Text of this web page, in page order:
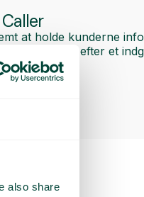
also share
at holde kunderne
under eller efter et